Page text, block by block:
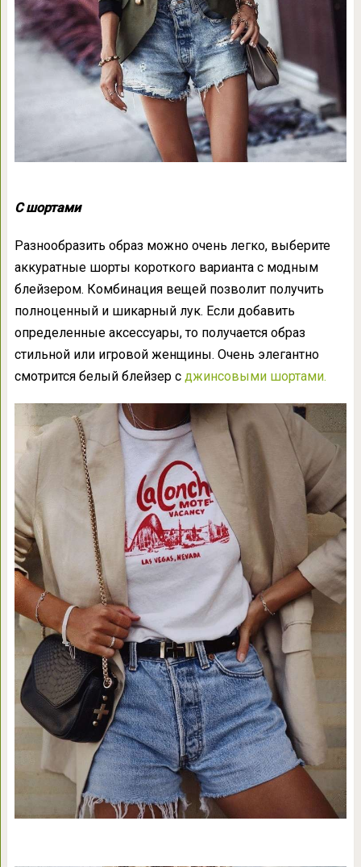
С шортами
Разнообразить образ можно очень легко, выберите
аккуратные шорты короткого варианта с модным
блейзером. Комбинация вещей позволит получить
полноценный и шикарный лук. Если добавить
определенные аксессуары, то получается образ
стильной или игровой женщины. Очень элегантно
смотрится белый блейзер с джинсовыми шортами.